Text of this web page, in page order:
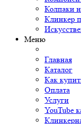
Колпаки
Клинкер
Меню
Главная
Каталог
Как
Оплата
Услуги
YouTube